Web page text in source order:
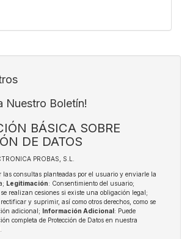
Nuestro Boletín!
BÁSICA SOBRE
DE DATOS
PROBAS, S.L.
las consultas planteadas por el usuario y enviarle la
Legitimación: Consentimiento del usuario;
se realizan cesiones si existe una obligación legal;
rectificar y suprimir, así como otros derechos, como se
adicional; Información Adicional: Puede
completa de Protección de Datos en nuestra